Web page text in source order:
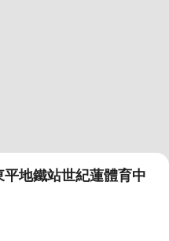
地鐵站世紀蓮體育中